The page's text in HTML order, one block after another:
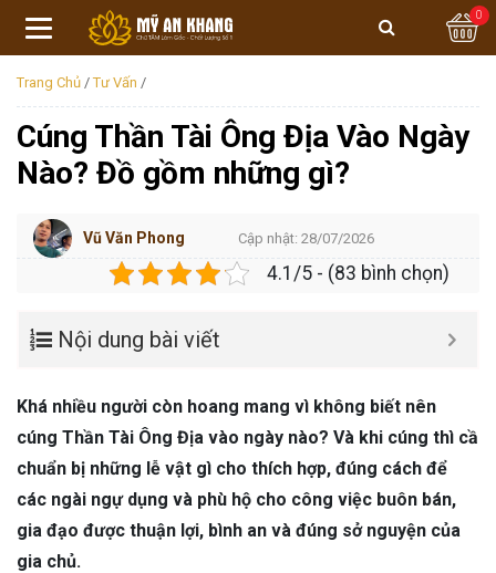
0
Trang Chủ /Tư Vấn /
Cúng Thần Tài Ông Địa Vào Ngày
Nào? Đồ gồm những gì?
Vũ Văn Phong Cập nhật: 28/07/2026
4.1/5 - (83 bình chọn)
Nội dung bài viết
Khá nhiều người còn hoang mang vì không biết nên
cúng Thần Tài Ông Địa vào ngày nào? Và khi cúng thì cầ
chuẩn bị những lễ vật gì cho thích hợp, đúng cách để
các ngài ngự dụng và phù hộ cho công việc buôn bán,
gia đạo được thuận lợi, bình an và đúng sở nguyện của
gia chủ.